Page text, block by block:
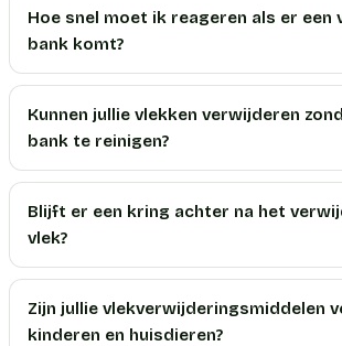
Hoe snel moet ik reageren als er een
bank komt?
Kunnen jullie vlekken verwijderen
bank te reinigen?
Blijft er een kring achter na het
vlek?
Zijn jullie vlekverwijderingsmiddelen
kinderen en huisdieren?